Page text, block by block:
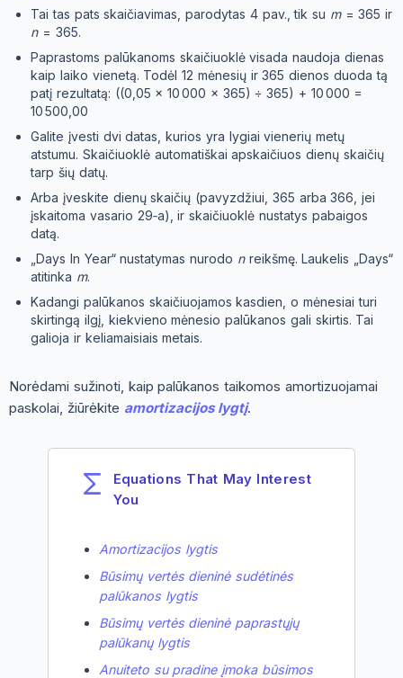
Tai tas pats skaičiavimas, parodytas 4 pav., tik su m= 365 ir
n= 365.
Paprastoms palūkanoms skaičiuoklė visada naudoja dienas
kaip laiko vienetą. Todėl 12 mėnesių ir 365 dienos duoda tą
patį rezultatą: ((0,05 × 10 000 × 365) ÷ 365) + 10 000 =
10 500,00
Galite įvesti dvi datas, kurios yra lygiai vienerių metų
atstumu. Skaičiuoklė automatiškai apskaičiuos dienų skaičių
tarp šių datų.
Arba įveskite dienų skaičių (pavyzdžiui, 365 arba 366, jei
įskaitoma vasario 29‑a), ir skaičiuoklė nustatys pabaigos
datą.
„Days In Year“ nustatymas nurodo nreikšmę. Laukelis „Days“
atitinka m.
Kadangi palūkanos skaičiuojamos kasdien, o mėnesiai turi
skirtingą ilgį, kiekvieno mėnesio palūkanos gali skirtis. Tai
galioja ir keliamaisiais metais.
Norėdami sužinoti, kaip palūkanos taikomos amortizuojamai
paskolai, žiūrėkite amortizacijos lygtį.
Equations That May Interest
You
Amortizacijos lygtis
Būsimų vertės dieninė sudėtinės
palūkanos lygtis
Būsimų vertės dieninė paprastųjų
palūkanų lygtis
Anuiteto su pradine įmoka būsimos